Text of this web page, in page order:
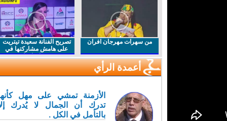
من سهرات مهرجان افران
تصريح الفنانة سعيدة تيتريت
على هامش مشاركتها في
مهرجان افران
أعمدة الرأي
الأزمنة تمشي على مهل كأنها
تدرك أن الجمال لا يُدرك إلا
بالتأمل في الكل .